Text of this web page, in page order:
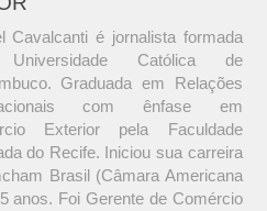
Cavalcanti é jornalista formada
Católica de
Graduada em Relações
com ênfase em
Exterior pela Faculdade
do Recife. Iniciou sua carreira
Brasil (Câmara Americana
anos. Foi Gerente de Comércio